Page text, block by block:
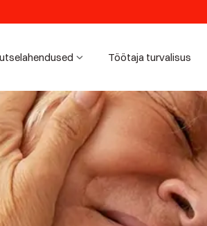
Töötaja turvalisus